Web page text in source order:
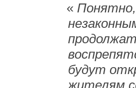
«
будут
жителям